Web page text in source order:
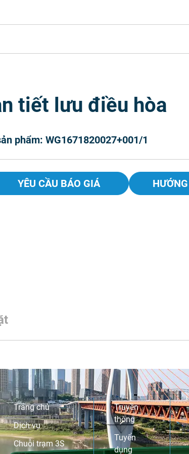
tiết lưu điều hòa
phẩm: WG1671820027+001/1
YÊU CẦU BÁO GIÁ
Trang chủ
Dịch vụ
Chuỗi trạm 3S
Truyền
thông
Tuyển
dụng